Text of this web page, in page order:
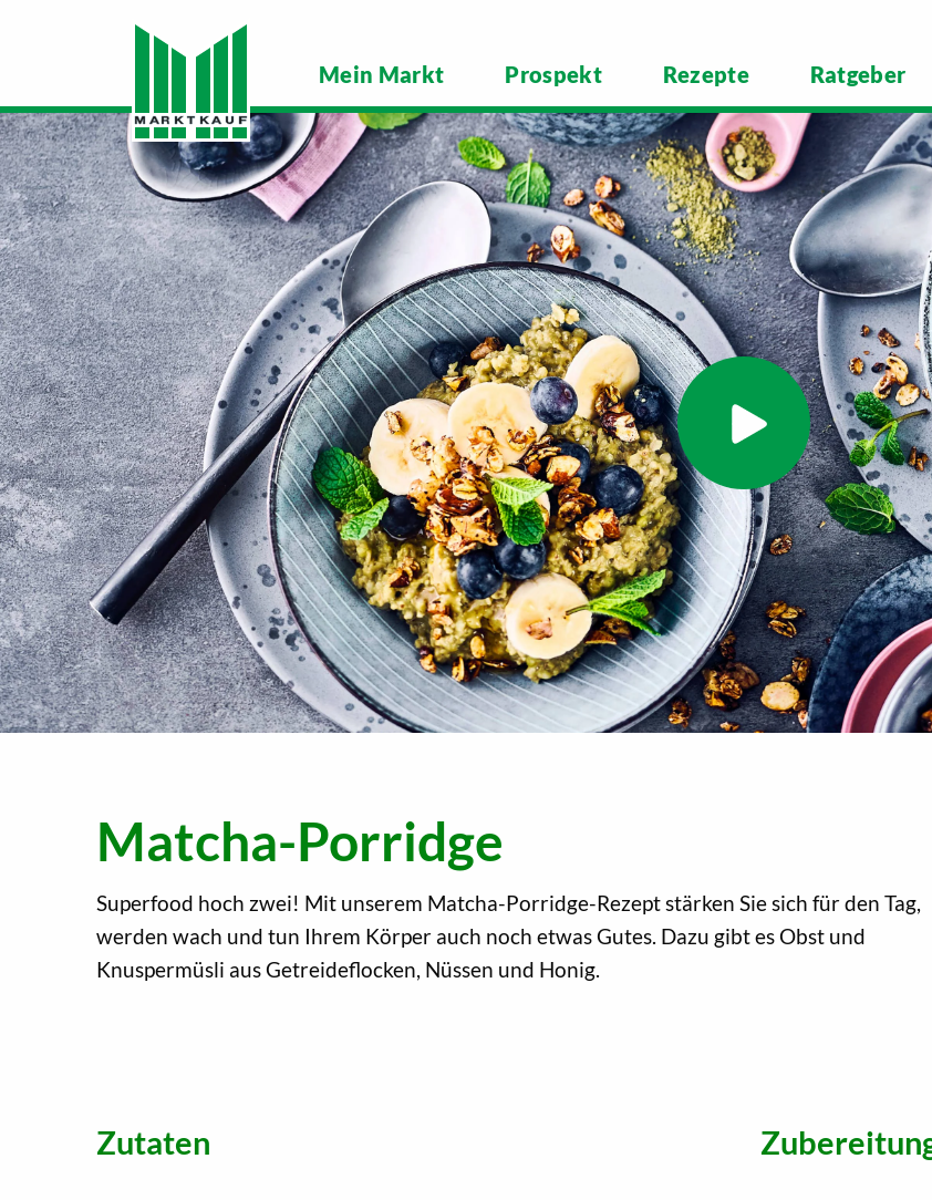
Mein Markt Prospekt Rezepte Ratgeber
Matcha-Porridge
Superfood hoch zwei! Mit unserem Matcha-Porridge-Rezept stärken Sie sich für den Tag,
werden wach und tun Ihrem Körper auch noch etwas Gutes. Dazu gibt es Obst und
Knuspermüsli aus Getreideflocken, Nüssen und Honig.
Zutaten